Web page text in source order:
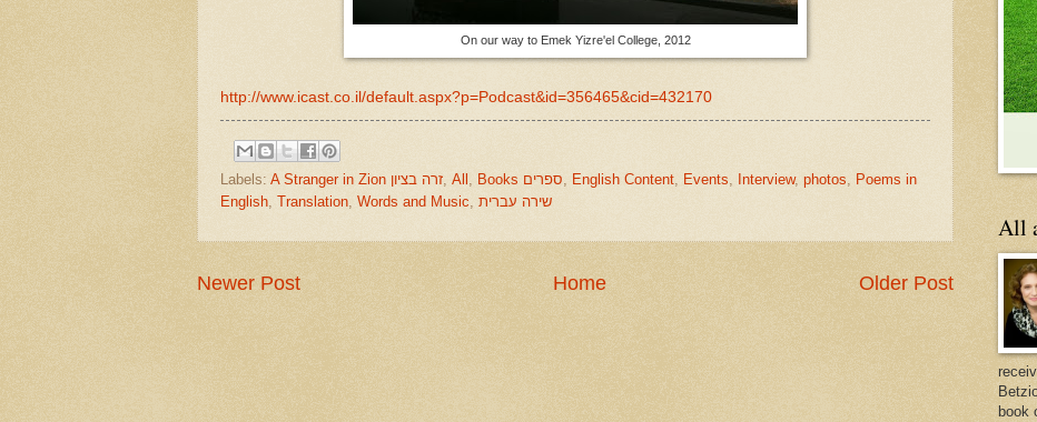
On our way to Emek Yizre'el College, 2012
http://www.icast.co.il/default.aspx?p=Podcast&id=356465&cid=432170
Labels: A Stranger in Zion זרה בציון All Books ספרים English Content Events Interview, photos
Poems in
English Translation Words and Music שירה עברית
Newer Post Older Post
Home
All
book